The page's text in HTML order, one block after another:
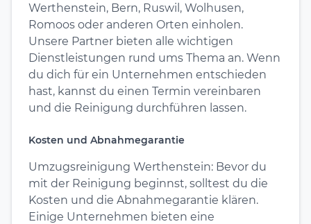
Werthenstein, Bern, Ruswil, Wolhusen,
Romoos oder anderen Orten einholen.
Unsere Partner bieten alle wichtigen
Dienstleistungen rund ums Thema an. Wenn
du dich für ein Unternehmen entschieden
hast, kannst du einen Termin vereinbaren
und die Reinigung durchführen lassen.
Kosten und Abnahmegarantie
Umzugsreinigung Werthenstein: Bevor du
mit der Reinigung beginnst, solltest du die
Kosten und die Abnahmegarantie klären.
Einige Unternehmen bieten eine